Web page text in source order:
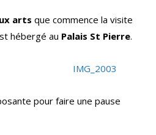
arts que commence la visite
hébergé au Palais St Pierre.
pour faire une pause